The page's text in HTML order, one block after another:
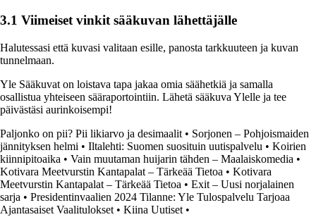
3.1 Viimeiset vinkit sääkuvan lähettäjälle
Halutessasi että kuvasi valitaan esille, panosta tarkkuuteen ja kuvan
tunnelmaan.
Yle Sääkuvat on loistava tapa jakaa omia säähetkiä ja samalla
osallistua yhteiseen sääraportointiin. Lähetä sääkuva Ylelle ja tee
päivästäsi aurinkoisempi!
Paljonko on pii? Pii likiarvo ja desimaalit • Sorjonen – Pohjoismaiden
jännityksen helmi • Iltalehti: Suomen suosituin uutispalvelu • Koirien
kiinnipitoaika • Vain muutaman huijarin tähden – Maalaiskomedia •
Kotivara Meetvurstin Kantapalat – Tärkeää Tietoa • Kotivara
Meetvurstin Kantapalat – Tärkeää Tietoa • Exit – Uusi norjalainen
sarja • Presidentinvaalien 2024 Tilanne: Yle Tulospalvelu Tarjoaa
Ajantasaiset Vaalitulokset • Kiina Uutiset •